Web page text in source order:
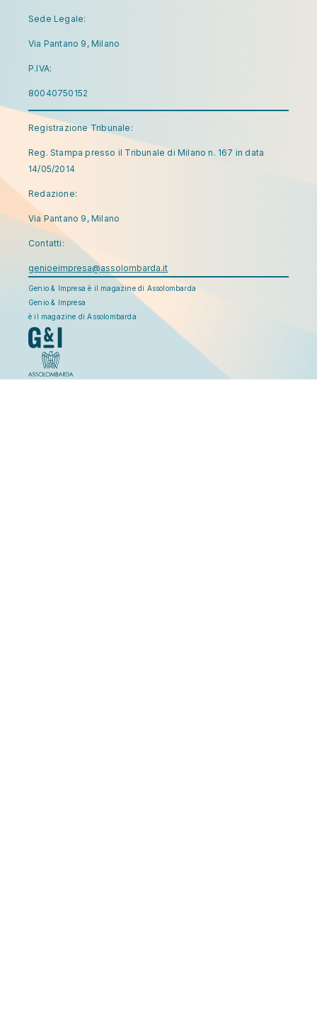
Sede Legale:
Via Pantano 9, Milano
P.IVA:
80040750152
Registrazione Tribunale:
Reg. Stampa presso il Tribunale di Milano n. 167 in data
14/05/2014
Redazione:
Via Pantano 9, Milano
Contatti:
genioeimpresa@assolombarda.it
Genio & Impresa è il magazine di Assolombarda
Genio & Impresa
è il magazine di Assolombarda